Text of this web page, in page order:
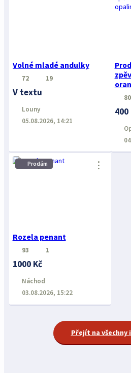
Volné mladé andulky
72 19
V textu
Louny
05.08.2026, 14:21
80
400
Prodám
Rozela penant
⋮
93 1
1000 Kč
Náchod
03.08.2026, 15:22
Přejít na všechny